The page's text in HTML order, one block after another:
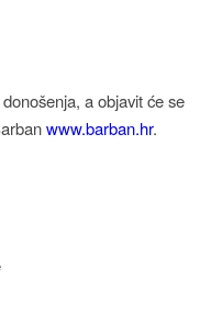
a objavit će se
www.barban.hr.